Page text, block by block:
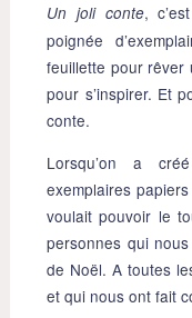
Un joli conte,
poignée
feuillette pour rêver
pour s’inspirer. Et
conte.
Lorsqu’on a
exemplaires
voulait pouvoir le
personnes qui
de Noël. A toutes
et qui nous ont fait